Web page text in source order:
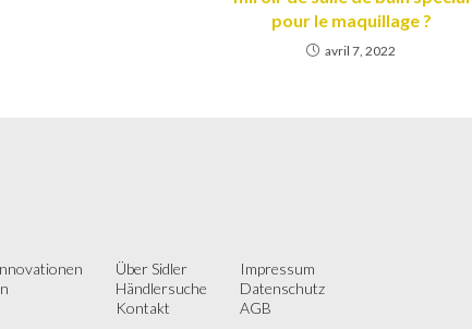
pour le maquillage ?
avril 7, 2022
Über Sidler
Händlersuche
Kontakt
Impressum
Datenschutz
AGB